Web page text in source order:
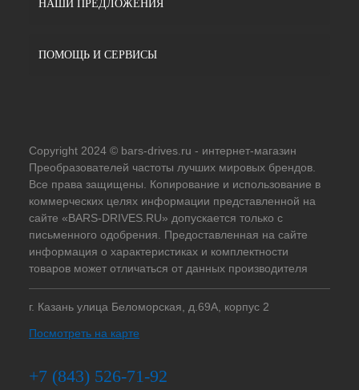
НАШИ ПРЕДЛОЖЕНИЯ
ПОМОЩЬ И СЕРВИСЫ
Copyright 2024 © bars-drives.ru - интернет-магазин
Преобразователей частоты лучших мировых брендов.
Все права защищены. Копирование и использование в
коммерческих целях информации представленной на
сайте «BARS-DRIVES.RU» допускается только с
письменного одобрения. Предоставленная на сайте
информация о характеристиках и комплектности
товаров может отличаться от данных производителя
г. Казань улица Беломорская, д.69А, корпус 2
Посмотреть на карте
+7 (843) 526-71-92